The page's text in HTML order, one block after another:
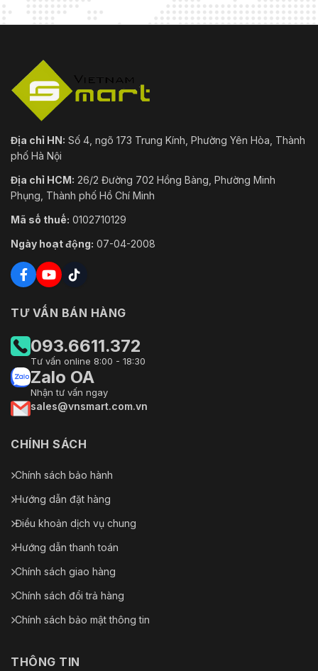
Địa chỉ HN: Số 4, ngõ 173 Trung Kính, Phường Yên Hòa, Thành
phố Hà Nội
Địa chỉ HCM: 26/2 Đường 702 Hồng Bàng, Phường Minh
Phụng, Thành phố Hồ Chí Minh
Mã số thuế: 0102710129
Ngày hoạt động: 07-04-2008
TƯ VẤN BÁN HÀNG
093.6611.372
Tư vấn online 8:00 - 18:30
Zalo OA
Nhận tư vấn ngay
sales@vnsmart.com.vn
CHÍNH SÁCH
Chính sách bảo hành
Hướng dẫn đặt hàng
Điều khoản dịch vụ chung
Hướng dẫn thanh toán
Chính sách giao hàng
Chính sách đổi trả hàng
Chính sách bảo mật thông tin
THÔNG TIN